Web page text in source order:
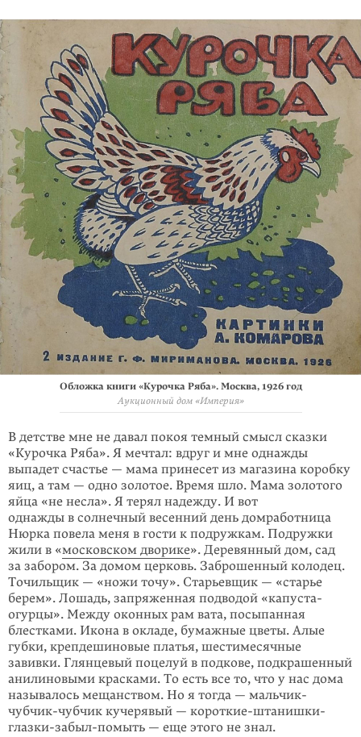
Обложка книги «Курочка Ряба». Москва, 1926 год
Аукционный дом «Империя»
В детстве мне не давал покоя темный смысл сказки
«Курочка Ряба». Я мечтал: вдруг и мне однажды
выпадет счастье — мама принесет из магазина коробку
яиц, а там — одно золотое. Время шло. Мама золотого
яйца «не несла». Я терял надежду. И вот
однажды в солнечный весенний день домработница
Нюрка повела меня в гости к подружкам. Подружки
жили в «московском дворике». Деревянный дом, сад
за забором. За домом церковь. Заброшенный колодец.
Точильщик — «ножи точу». Старьевщик — «старье
берем». Лошадь, запря­женная подводой «капуста-
огурцы». Между оконных рам вата, посыпан­ная
блестками. Икона в окладе, бумажные цветы. Алые
губки, крепдешиновые платья, шестимесячные
завивки. Глянцевый поцелуй в подкове, подкрашенный
анилиновыми красками. То есть все то, что у нас дома
называлось мещанством. Но я тогда — мальчик-
чубчик-чубчик кучерявый — короткие-штанишки-
глаз­ки-забыл-помыть — еще этого не знал.